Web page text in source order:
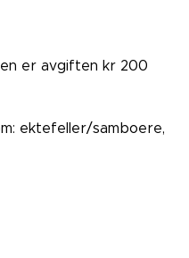
er avgiften kr 200
ektefeller/samboere,